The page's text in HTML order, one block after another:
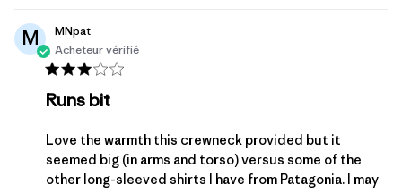
M
MNpat
Acheteur vérifié
Runs bit
Love the warmth this crewneck provided but it
seemed big (in arms and torso) versus some of the
other long-sleeved shirts I have from Patagonia. I may